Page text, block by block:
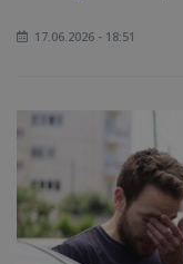
17.06.2026 - 18:51